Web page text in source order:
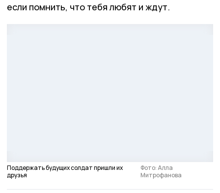
если помнить, что тебя любят и ждут.
Поддержать будущих солдат пришли их
друзья
Фото: Алла
Митрофанова